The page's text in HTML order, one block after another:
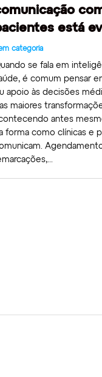
está
categoria
se fala em
é comum pensar
apoio às decisões
maiores
antes
forma como clínicas e